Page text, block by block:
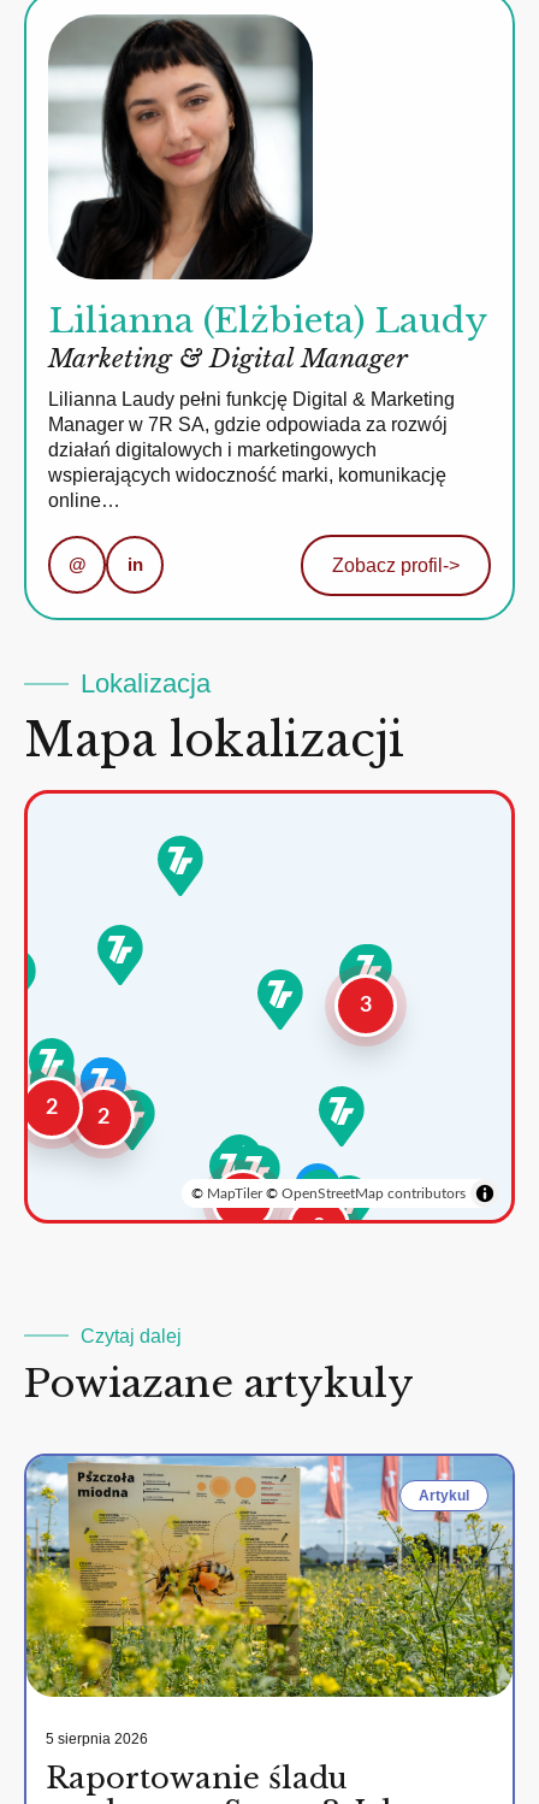
Lilianna (Elżbieta) Laudy
Marketing & Digital Manager
Lilianna Laudy pełni funkcję Digital & Marketing
Manager w 7R SA, gdzie odpowiada za rozwój
działań digitalowych i marketingowych
wspierających widoczność marki, komunikację
online…
@ in Zobacz profil ->
Lokalizacja
Mapa lokalizacji
2
2
3
2
3
© MapTiler© OpenStreetMap contributors
Czytaj dalej
Powiazane artykuly
Artykul
5 sierpnia 2026
Raportowanie śladu